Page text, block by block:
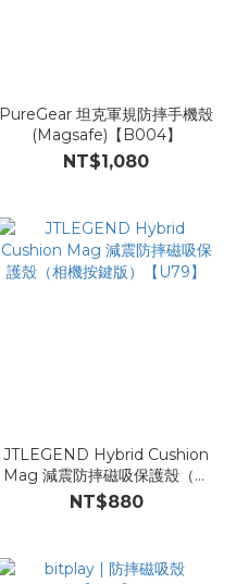
PureGear 坦克軍規防摔手機殼
(Magsafe)【B004】
NT$1,080
JTLEGEND Hybrid Cushion
Mag 減震防摔磁吸保護殼（相
機按鍵版）【U79】
NT$880